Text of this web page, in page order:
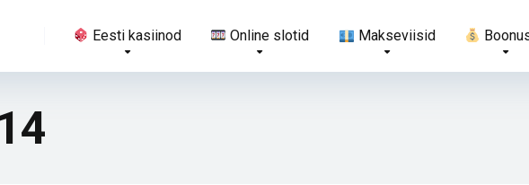
Eesti kasiinod Online slotid Makseviisid